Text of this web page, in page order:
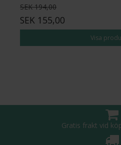
SEK 194,00
SEK 155,00
Visa
Gratis frakt vid